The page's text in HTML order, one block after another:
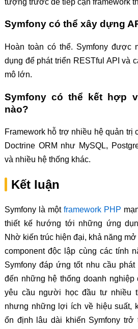
Symfony có thể xây dựng
Hoàn toàn có thể. Symfony được
dụng để phát triển RESTful API và
mô lớn.
Symfony có thể kết hợp
nào?
Framework hỗ trợ nhiều hệ quản
Doctrine ORM như MySQL,
và nhiều hệ thống khác.
Kết luận
Symfony là một framework PHP
thiết kế hướng tới những ứng
Nhờ kiến trúc hiện đại, khả năng
component độc lập cùng các tính
Symfony đáp ứng tốt nhu cầu
đến những hệ thống doanh
yêu cầu người học đầu tư nhiều
nhưng những lợi ích về hiệu suất,
ổn định lâu dài khiến Symfony trở